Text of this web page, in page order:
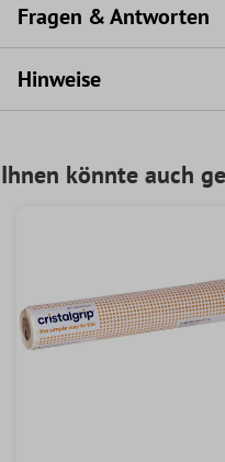
Fragen & Antworten
Hinweise
Ihnen könnte auch